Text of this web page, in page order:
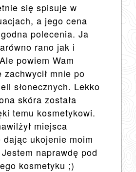
się spisuje w
a jego cena
polecenia. Ja
rano jak i
powiem Wam
zachwycił mnie po
słonecznych. Lekko
skóra została
temu kosmetykowi.
miejsca
dając ukojenie moim
naprawdę pod
kosmetyku ;)